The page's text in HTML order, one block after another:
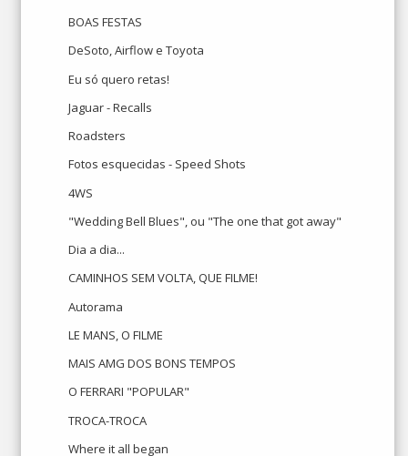
BOAS FESTAS
DeSoto, Airflow e Toyota
Eu só quero retas!
Jaguar - Recalls
Roadsters
Fotos esquecidas - Speed Shots
4WS
"Wedding Bell Blues", ou "The one that got away"
Dia a dia...
CAMINHOS SEM VOLTA, QUE FILME!
Autorama
LE MANS, O FILME
MAIS AMG DOS BONS TEMPOS
O FERRARI "POPULAR"
TROCA-TROCA
Where it all began